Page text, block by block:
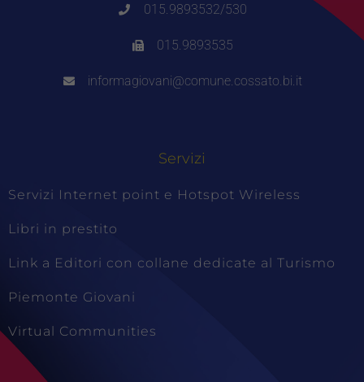
015.9893532/530
015.9893535
informagiovani@comune.cossato.bi.it
Servizi
Servizi Internet point e Hotspot Wireless
Libri in prestito
Link a Editori con collane dedicate al Turismo
Piemonte Giovani
Virtual Communities